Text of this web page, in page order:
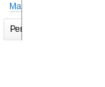
Маслаковой
Регистрация